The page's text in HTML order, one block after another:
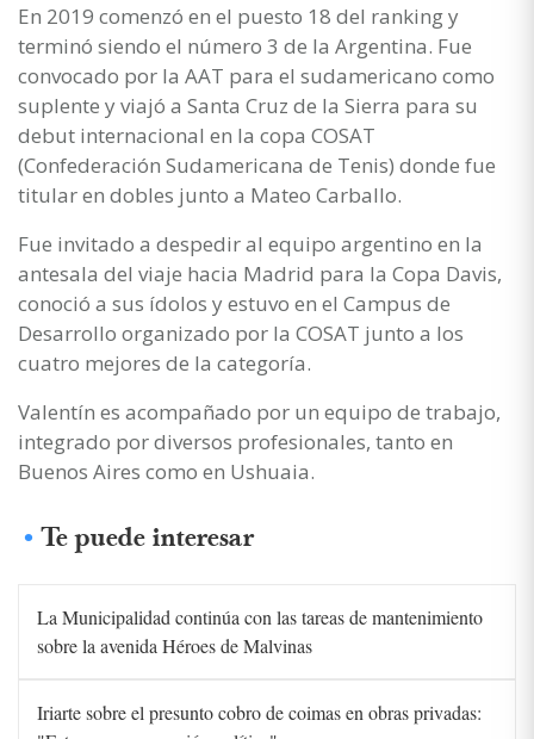
En 2019 comenzó en el puesto 18 del ranking y
terminó siendo el número 3 de la Argentina. Fue
convocado por la AAT para el sudamericano como
suplente y viajó a Santa Cruz de la Sierra para su
debut internacional en la copa COSAT
(Confederación Sudamericana de Tenis) donde fue
titular en dobles junto a Mateo Carballo.
Fue invitado a despedir al equipo argentino en la
antesala del viaje hacia Madrid para la Copa Davis,
conoció a sus ídolos y estuvo en el Campus de
Desarrollo organizado por la COSAT junto a los
cuatro mejores de la categoría.
Valentín es acompañado por un equipo de trabajo,
integrado por diversos profesionales, tanto en
Buenos Aires como en Ushuaia.
Te puede interesar
La Municipalidad continúa con las tareas de mantenimiento
sobre la avenida Héroes de Malvinas
Iriarte sobre el presunto cobro de coimas en obras privadas: